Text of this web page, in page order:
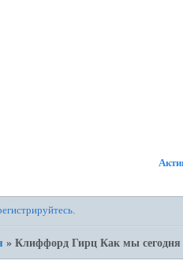
.
»Клиффорд Гирц Как мы сегодня